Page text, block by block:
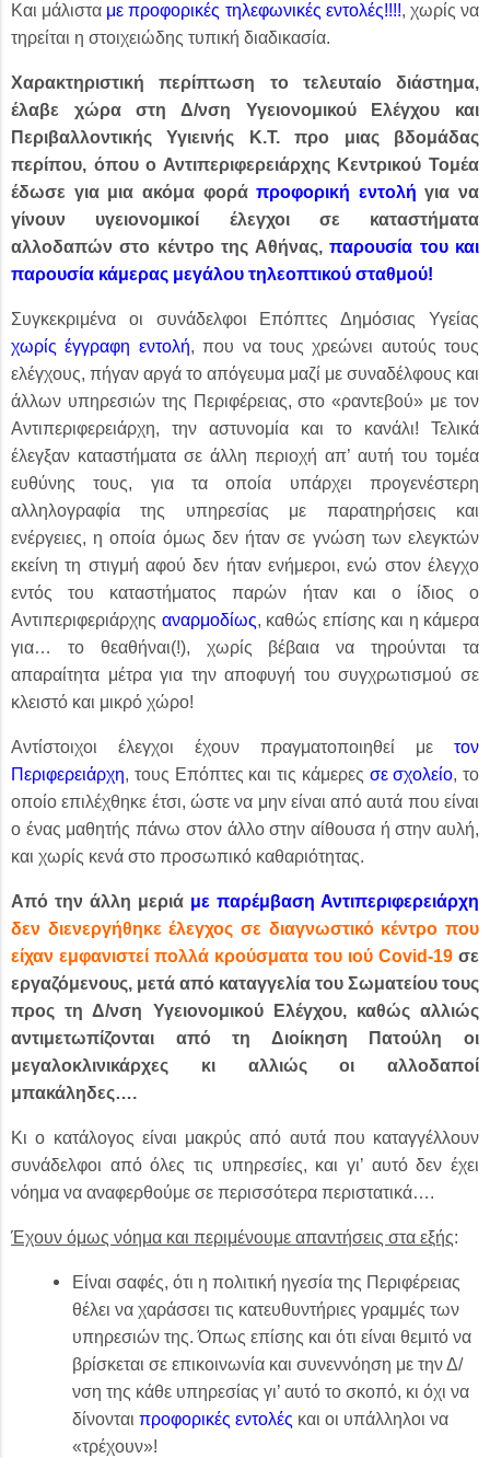
Και μάλιστα με προφορικές τηλεφωνικές εντολές!!!!, χωρίς να
τηρείται η στοιχειώδης τυπική διαδικασία.
Χαρακτηριστική περίπτωση το τελευταίο διάστημα,
έλαβε χώρα στη Δ/νση Υγειονομικού Ελέγχου και
Περιβαλλοντικής Υγιεινής Κ.Τ. προ μιας βδομάδας
περίπου, όπου ο Αντιπεριφερειάρχης Κεντρικού Τομέα
έδωσε για μια ακόμα φοράπροφορική εντολή για να
γίνουν υγειονομικοί έλεγχοι σε καταστήματα
αλλοδαπών στο κέντρο της Αθήνας,παρουσία του και
παρουσία κάμερας μεγάλου τηλεοπτικού σταθμού!
Συγκεκριμένα οι συνάδελφοι Επόπτες Δημόσιας Υγείας
χωρίς έγγραφη εντολή, που να τους χρεώνει αυτούς τους
ελέγχους, πήγαν αργά το απόγευμα μαζί με συναδέλφους και
άλλων υπηρεσιών της Περιφέρειας, στο «ραντεβού» με τον
Αντιπεριφερειάρχη, την αστυνομία και το κανάλι! Τελικά
έλεγξαν καταστήματα σε άλλη περιοχή απ’ αυτή του τομέα
ευθύνης τους, για τα οποία υπάρχει προγενέστερη
αλληλογραφία της υπηρεσίας με παρατηρήσεις και
ενέργειες, η οποία όμως δεν ήταν σε γνώση των ελεγκτών
εκείνη τη στιγμή αφού δεν ήταν ενήμεροι, ενώ στον έλεγχο
εντός του καταστήματος παρών ήταν και ο ίδιος ο
Αντιπεριφεριάρχης αναρμοδίως, καθώς επίσης και η κάμερα
για… το θεαθήναι(!), χωρίς βέβαια να τηρούνται τα
απαραίτητα μέτρα για την αποφυγή του συγχρωτισμού σε
κλειστό και μικρό χώρο!
Αντίστοιχοι έλεγχοι έχουν πραγματοποιηθεί με τον
Περιφερειάρχη, τους Επόπτες και τις κάμερες σε σχολείο, το
οποίο επιλέχθηκε έτσι, ώστε να μην είναι από αυτά που είναι
ο ένας μαθητής πάνω στον άλλο στην αίθουσα ή στην αυλή,
και χωρίς κενά στο προσωπικό καθαριότητας.
Από την άλλη μεριά με παρέμβαση Αντιπεριφερειάρχη
δεν διενεργήθηκε έλεγχος σε διαγνωστικό κέντρο που
είχαν εμφανιστεί πολλά κρούσματα του ιού Covid-19 σε
εργαζόμενους, μετά από καταγγελία του Σωματείου τους
προς τη Δ/νση Υγειονομικού Ελέγχου, καθώς αλλιώς
αντιμετωπίζονται από τη Διοίκηση Πατούλη οι
μεγαλοκλινικάρχες κι αλλιώς οι αλλοδαποί
μπακάληδες….
Κι ο κατάλογος είναι μακρύς από αυτά που καταγγέλλουν
συνάδελφοι από όλες τις υπηρεσίες, και γι’ αυτό δεν έχει
νόημα να αναφερθούμε σε περισσότερα περιστατικά….
Έχουν όμως νόημα και περιμένουμε απαντήσεις στα εξής:
Είναι σαφές, ότι η πολιτική ηγεσία της Περιφέρειας
θέλει να χαράσσει τις κατευθυντήριες γραμμές των
υπηρεσιών της. Όπως επίσης και ότι είναι θεμιτό να
βρίσκεται σε επικοινωνία και συνεννόηση με την Δ/
νση της κάθε υπηρεσίας γι’ αυτό το σκοπό, κι όχι να
δίνονται προφορικές εντολές και οι υπάλληλοι να
«τρέχουν»!